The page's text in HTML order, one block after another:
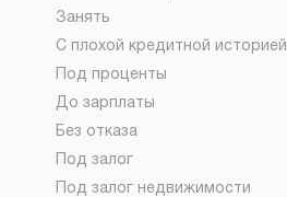
Занять
С плохой кредитной историей
Под проценты
До зарплаты
Без отказа
Под залог
Под залог недвижимости